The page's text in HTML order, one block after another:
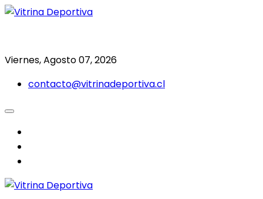
Saltar
Viernes, Agosto 07, 2026
contacto@vitrinadeportiva.cl